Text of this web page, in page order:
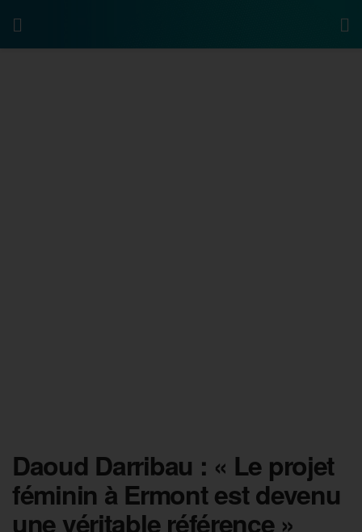
Daoud Darribau : « Le projet
féminin à Ermont est devenu
une véritable référence »